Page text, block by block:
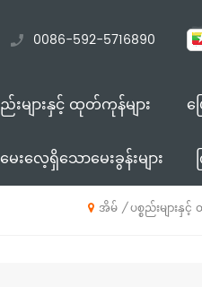
0086-592-5716890
ည်းများနှင့် ထုတ်ကုန်များ ဖ
ေးလေ့ရှိသောမေးခွန်းများ
အိမ် / ပစ္စည်းများနှ